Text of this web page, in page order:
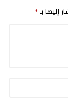
إليها بـ*